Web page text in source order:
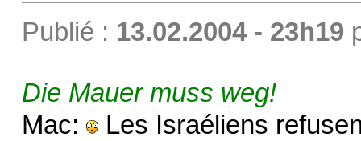
Publié : 13.02.2004 - 23h19
Die Mauer muss weg!
Mac:
Les Israéliens